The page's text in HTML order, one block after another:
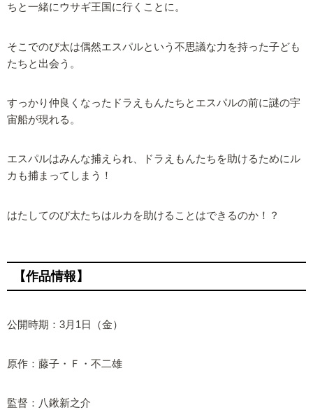
ちと一緒にウサギ王国に行くことに。
そこでのび太は偶然エスパルという不思議な力を持った子ども
たちと出会う。
すっかり仲良くなったドラえもんたちとエスパルの前に謎の宇
宙船が現れる。
エスパルはみんな捕えられ、ドラえもんたちを助けるためにル
カも捕まってしまう！
はたしてのび太たちはルカを助けることはできるのか！？
【作品情報】
公開時期：3月1日（金）
原作：藤子・Ｆ・不二雄
監督：八鍬新之介